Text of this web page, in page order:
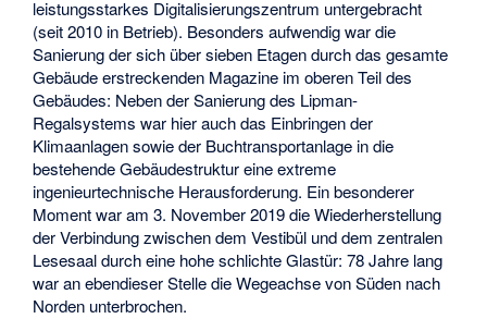
leistungsstarkes Digitalisierungszentrum untergebracht
(seit 2010 in Betrieb). Besonders aufwendig war die
Sanierung der sich über sieben Etagen durch das gesamte
Gebäude erstreckenden Magazine im oberen Teil des
Gebäudes: Neben der Sanierung des Lipman-
Regalsystems war hier auch das Einbringen der
Klimaanlagen sowie der Buchtransportanlage in die
bestehende Gebäudestruktur eine extreme
ingenieurtechnische Herausforderung. Ein besonderer
Moment war am 3. November 2019 die Wiederherstellung
der Verbindung zwischen dem Vestibül und dem zentralen
Lesesaal durch eine hohe schlichte Glastür: 78 Jahre lang
war an ebendieser Stelle die Wegeachse von Süden nach
Norden unterbrochen.